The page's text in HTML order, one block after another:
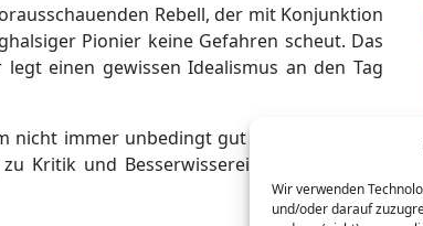
Wir verwenden
und/oder darauf
Rebell, der mit Konjunktion
Pionier keine Gefahren scheut. Das
einen gewissen Idealismus an den Tag
immer unbedingt gut Kirschen essen.
Kritik und Besserwisserei können diesen